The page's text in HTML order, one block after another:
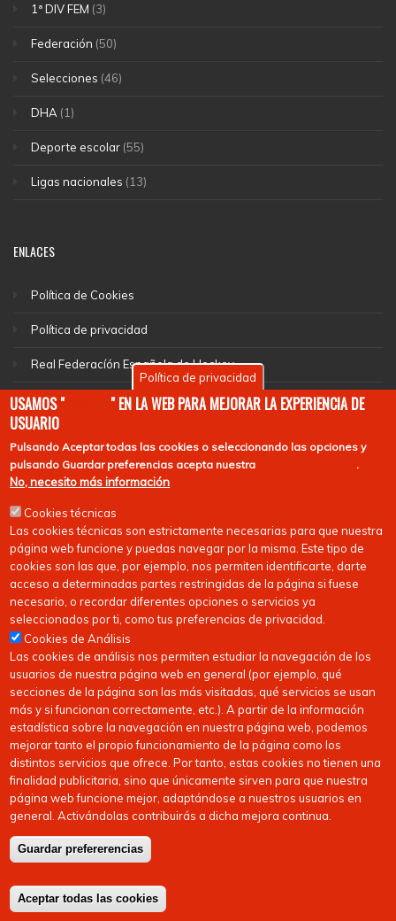
1ª DIV FEM (3)
Federación (50)
Selecciones (46)
DHA (1)
Deporte escolar (55)
Ligas nacionales (13)
ENLACES
Política de Cookies
Política de privacidad
Real Federacíón Española de Hockey
EuroHockey
Copyright © 2026FEDERACIóN CáNTABRA DE HOCKEY
Política de privacidad
USAMOS "COOKIES " EN LA WEB PARA MEJORAR LA EXPERIENCIA DE
USUARIO
PulsandoAceptar todas las cookies o seleccionando las opciones y
pulsando Guardar preferencias acepta nuestra .
No, necesito más información
Cookies técnicas
Las cookies técnicas son estrictamente necesarias para que nuestra
página web funcione y puedas navegar por la misma. Este tipo de
cookies son las que, por ejemplo, nos permiten identificarte, darte
acceso a determinadas partes restringidas de la página si fuese
necesario, o recordar diferentes opciones o servicios ya
seleccionados por ti, como tus preferencias de privacidad.
Cookies de Análisis
Las cookies de análisis nos permiten estudiar la navegación de los
usuarios de nuestra página web en general (por ejemplo, qué
secciones de la página son las más visitadas, qué servicios se usan
más y si funcionan correctamente, etc.). A partir de la información
estadística sobre la navegación en nuestra página web, podemos
mejorar tanto el propio funcionamiento de la página como los
distintos servicios que ofrece. Por tanto, estas cookies no tienen una
finalidad publicitaria, sino que únicamente sirven para que nuestra
página web funcione mejor, adaptándose a nuestros usuarios en
general. Activándolas contribuirás a dicha mejora continua.
Guardar prefererencias
Aceptar todas las cookies